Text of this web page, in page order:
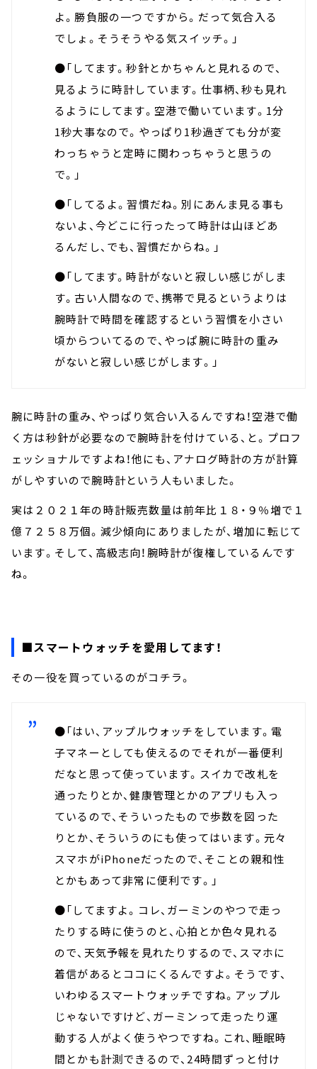
よ。勝負服の一つですから。だって気合入る
でしょ。そうそうやる気スイッチ。」
●「してます。秒針とかちゃんと見れるので、
見るように時計しています。仕事柄、秒も見れ
るようにしてます。空港で働いています。1分
1秒大事なので。やっぱり1秒過ぎても分が変
わっちゃうと定時に関わっちゃうと思うの
で。」
●「してるよ。習慣だね。別にあんま見る事も
ないよ、今どこに行ったって時計は山ほどあ
るんだし、でも、習慣だからね。」
●「してます。時計がないと寂しい感じがしま
す。古い人間なので、携帯で見るというよりは
腕時計で時間を確認するという習慣を小さい
頃からついてるので、やっぱ腕に時計の重み
がないと寂しい感じがします。」
腕に時計の重み、やっぱり気合い入るんですね！空港で働
く方は秒針が必要なので腕時計を付けている、と。プロフ
ェッショナルですよね！他にも、アナログ時計の方が計算
がしやすいので腕時計という人もいました。
実は２０２１年の時計販売数量は前年比１８・９％増で１
億７２５８万個。減少傾向にありましたが、増加に転じて
います。そして、高級志向！腕時計が復権しているんです
ね。
■スマートウォッチを愛用してます！
その一役を買っているのがコチラ。
●「はい、アップルウォッチをしています。電
子マネーとしても使えるのでそれが一番便利
だなと思って使っています。スイカで改札を
通ったりとか、健康管理とかのアプリも入っ
ているので、そういったもので歩数を図った
りとか、そういうのにも使ってはいます。元々
スマホがiPhoneだったので、そことの親和性
とかもあって非常に便利です。」
●「してますよ。コレ、ガーミンのやつで走っ
たりする時に使うのと、心拍とか色々見れる
ので、天気予報を見れたりするので、スマホに
着信があるとココにくるんですよ。そうです、
いわゆるスマートウォッチですね。アップル
じゃないですけど、ガーミンって走ったり運
動する人がよく使うやつですね。これ、睡眠時
間とかも計測できるので、24時間ずっと付け